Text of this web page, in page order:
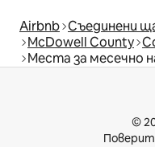
Airbnb Съединени
McDowell County
Места за месечно
©